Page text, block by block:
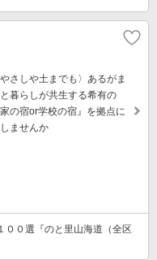
やさしや土までも〉あるがま
暮らしが共生する希有の
の宿or学校の宿』を拠点に
ませんか
０選『のと里山海道（全区